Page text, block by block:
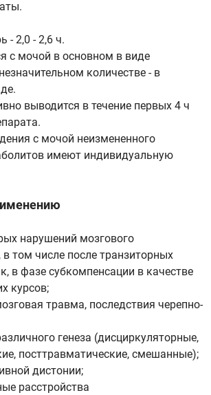
- 2,0 - 2,6 ч.
с мочой в основном в виде
количестве - в
выводится в течение первых 4 ч
с мочой неизмененного
имеют индивидуальную
нарушений мозгового
том числе после транзиторных
в фазе субкомпенсации в качестве
курсов;
травма, последствия черепно-
генеза (дисциркуляторные,
посттравматические, смешанные);
дистонии;
расстройства